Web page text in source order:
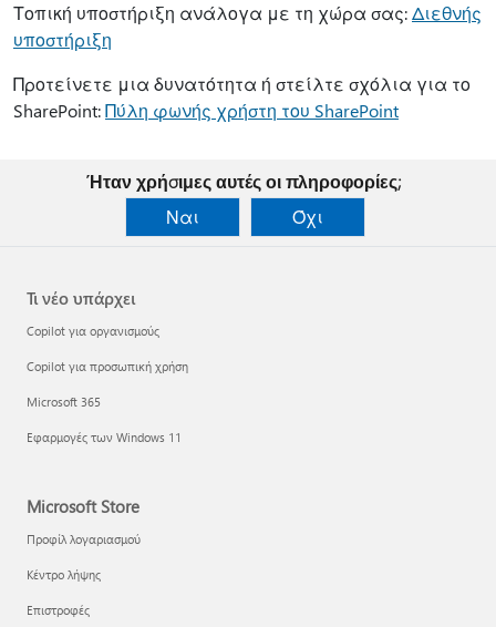
Τοπική υποστήριξη ανάλογα με τη χώρα σας:Διεθνής
υποστήριξη
Προτείνετε μια δυνατότητα ή στείλτε σχόλια για το
SharePoint:Πύλη φωνής χρήστη του SharePoint
Ήταν χρήσιμες αυτές οι πληροφορίες;
Ναι
Όχι
Τι νέο υπάρχει
Copilot για οργανισμούς
Copilot για προσωπική χρήση
Microsoft 365
Εφαρμογές των Windows 11
Microsoft Store
Προφίλ λογαριασμού
Κέντρο λήψης
Επιστροφές